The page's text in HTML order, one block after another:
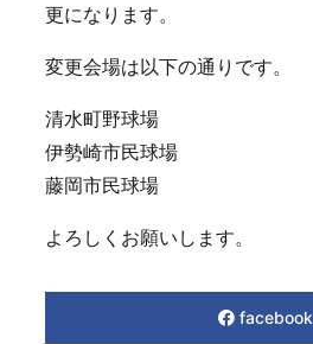
更になります。
変更会場は以下の通りです。
清水町野球場
伊勢崎市民球場
藤岡市民球場
よろしくお願いします。
facebook